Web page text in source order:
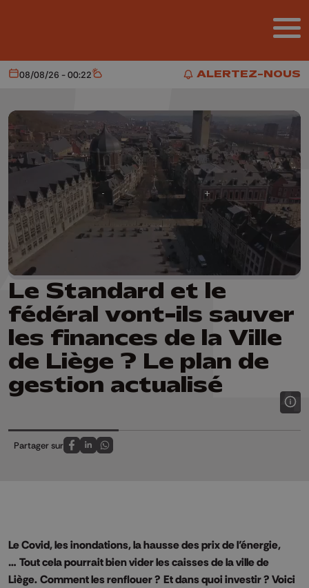
ALERTEZ-NOUS
ALERTEZ-NOUS
Aujourd'hui
08/08/26 - 00:22 Météo
Le Standard et le
fédéral vont-ils sauver
les finances de la Ville
de Liège ? Le plan de
gestion actualisé
Partager sur
Partagez sur FaceBook
Partagez sur LinkedIn
Partagez sur Whatsapp
Le Covid, les inondations, la hausse des prix de l’énergie,
… Tout cela pourrait bien vider les caisses de la ville de
Liège.Comment les renflouer ? Et dans quoi investir ? Voici